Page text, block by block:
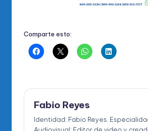
Comparte esto:
Fabio Reyes
Identidad: Fabio Reyes.